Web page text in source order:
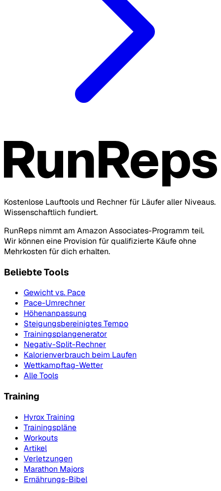
Kostenlose Lauftools und Rechner für Läufer aller Niveaus.
Wissenschaftlich fundiert.
RunReps nimmt am Amazon Associates-Programm teil.
Wir können eine Provision für qualifizierte Käufe ohne
Mehrkosten für dich erhalten.
Beliebte Tools
Gewicht vs. Pace
Pace-Umrechner
Höhenanpassung
Steigungsbereinigtes Tempo
Trainingsplangenerator
Negativ-Split-Rechner
Kalorienverbrauch beim Laufen
Wettkampftag-Wetter
Alle Tools
Training
Hyrox Training
Trainingspläne
Workouts
Artikel
Verletzungen
Marathon Majors
Ernährungs-Bibel